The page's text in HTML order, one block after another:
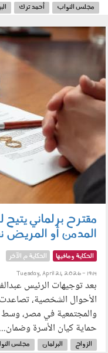
مجلس النواب أحمد ترك
210401.jpg
مقترح برلماني
المدمن أو المريض
الحكاية ومافيها الحكاية م الآخر
Tuesday, April 21, 2026 - 19:14
بعد توجيهات الرئيس
الأحوال الشخصية،
والمجتمعية في مصر،
حماية كيان الأسرة وضمان...
الزواج البرلمان مجلس